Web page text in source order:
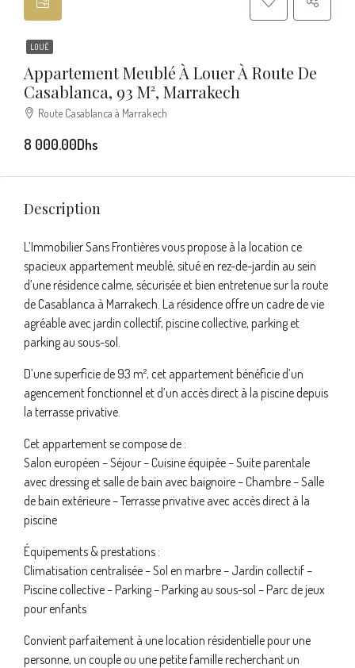
LOUÉ
Appartement Meublé À Louer À Route De
Casablanca, 93 M², Marrakech
Route Casablanca à Marrakech
8 000.00Dhs
Description
L’Immobilier Sans Frontières vous propose à la location ce
spacieux appartement meublé, situé en rez-de-jardin au sein
d’une résidence calme, sécurisée et bien entretenue sur la route
de Casablanca à Marrakech. La résidence offre un cadre de vie
agréable avec jardin collectif, piscine collective, parking et
parking au sous-sol.
D’une superficie de 93 m², cet appartement bénéficie d’un
agencement fonctionnel et d’un accès direct à la piscine depuis
la terrasse privative.
Cet appartement se compose de :
Salon européen – Séjour – Cuisine équipée – Suite parentale
avec dressing et salle de bain avec baignoire – Chambre – Salle
de bain extérieure – Terrasse privative avec accès direct à la
piscine
Équipements & prestations :
Climatisation centralisée – Sol en marbre – Jardin collectif –
Piscine collective – Parking – Parking au sous-sol – Parc de jeux
pour enfants
Convient parfaitement à une location résidentielle pour une
personne, un couple ou une petite famille recherchant un